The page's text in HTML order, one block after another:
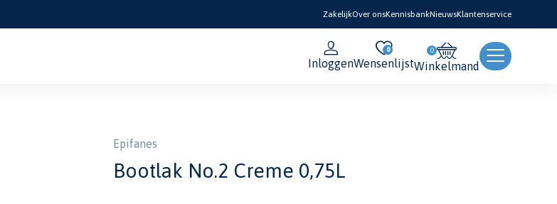
ZakelijkOver onsKennisbankNieuwsKlantenservice
Inloggen
0
WensenlijstWinkelmand
Epifanes
Bootlak No.2 Creme 0,75L